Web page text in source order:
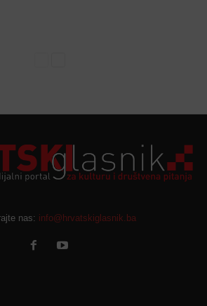
nas: info@hrvatskiglasnik.ba